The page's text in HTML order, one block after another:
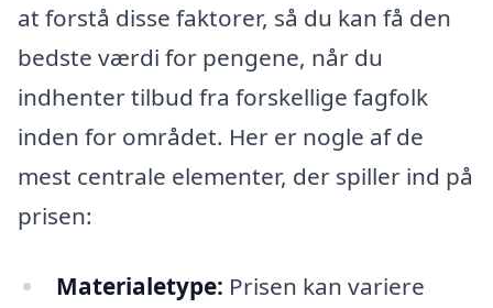
at forstå disse faktorer, så du kan få den
bedste værdi for pengene, når du
indhenter tilbud fra forskellige fagfolk
inden for området. Her er nogle af de
mest centrale elementer, der spiller ind på
prisen:
Materialetype: Prisen kan variere